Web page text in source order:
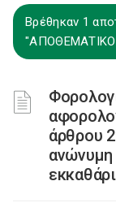
Βρέθηκαν 1
άρθρου
ανώνυμη